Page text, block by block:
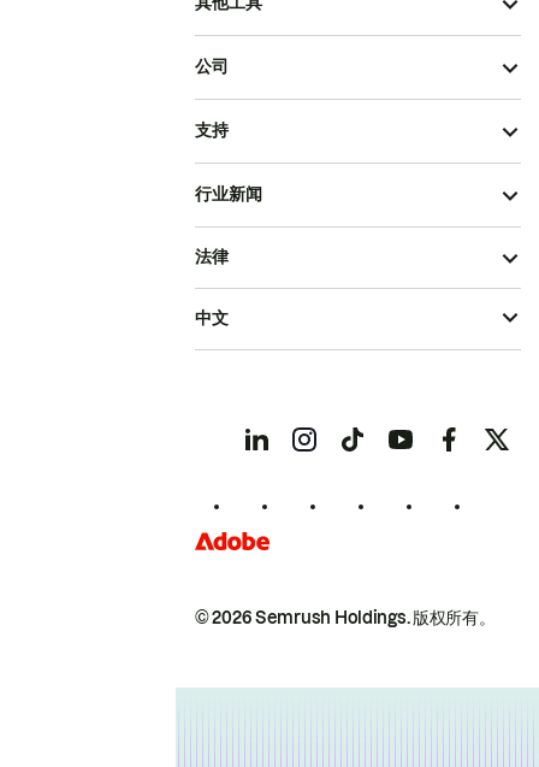
公司
支持
行业新闻
© 2026 Semrush Holdings.版权所有。
法律
中文